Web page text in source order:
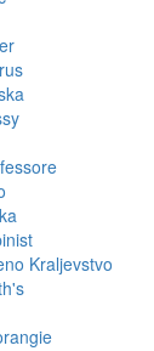
Kraljevstvo